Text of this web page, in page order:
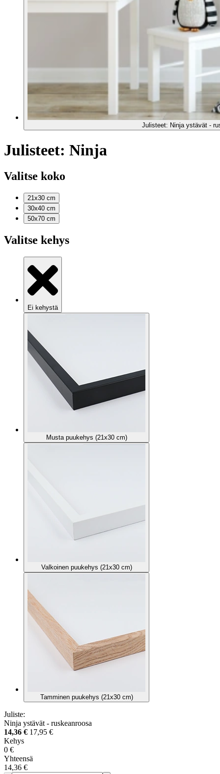
Julisteet: Ninja ystävät -
Julisteet: Ninja
Valitse koko
21x30 cm
30x40 cm
50x70 cm
Valitse kehys
Ei kehystä
Musta puukehys (21x30 cm)
Valkoinen puukehys (21x30 cm)
Tamminen puukehys (21x30 cm)
Juliste:
Ninja ystävät - ruskeanroosa
14,36 € 17,95 €
Kehys
0 €
Yhteensä
14,36 €